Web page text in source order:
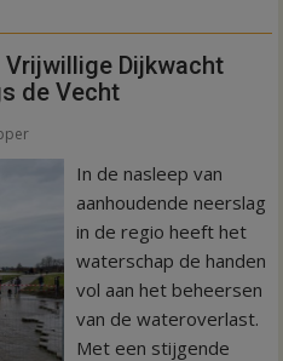
Dijkwacht
de Vecht
In de nasleep van
aanhoudende neerslag
in de regio heeft het
waterschap de handen
vol aan het beheersen
van de wateroverlast.
Met een stijgende